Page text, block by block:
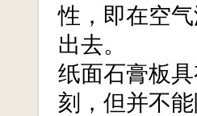
性，即在空
出去。
纸面石膏板
刻，但并不